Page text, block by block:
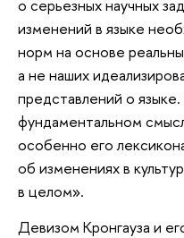
о серьезных научных
изменений в языке
норм на основе
а не наших
представлений о
фундаментальном
особенно его
об изменениях в
в целом».
Девизом Кронгауза и